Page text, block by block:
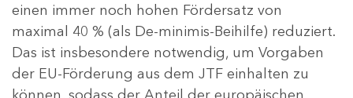
einen immer noch hohen Fördersatz von
maximal 40 % (als De-minimis-Beihilfe) reduziert.
Das ist insbesondere notwendig, um Vorgaben
der EU-Förderung aus dem JTF einhalten zu